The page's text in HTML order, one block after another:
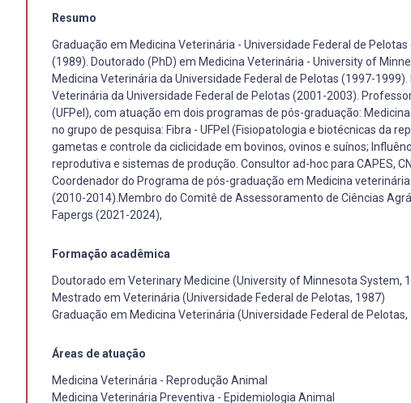
Resumo
Graduação em Medicina Veterinária - Universidade Federal de
(1989). Doutorado (PhD) em Medicina Veterinária - University of
Medicina Veterinária da Universidade Federal de Pelotas (1997-
Veterinária da Universidade Federal de Pelotas (2001-2003).
(UFPel), com atuação em dois programas de pós-graduação:
no grupo de pesquisa: Fibra - UFPel (Fisiopatologia e biotécnicas da
gametas e controle da ciclicidade em bovinos, ovinos e suínos;
reprodutiva e sistemas de produção. Consultor ad-hoc para CAPES,
Coordenador do Programa de pós-graduação em Medicina
(2010-2014).Membro do Comitê de Assessoramento de Ciências
Fapergs (2021-2024),
Formação acadêmica
Doutorado em Veterinary Medicine (University of Minnesota System,
Mestrado em Veterinária (Universidade Federal de Pelotas, 1987)
Graduação em Medicina Veterinária (Universidade Federal de Pelotas,
Áreas de atuação
Medicina Veterinária - Reprodução Animal
Medicina Veterinária Preventiva - Epidemiologia Animal